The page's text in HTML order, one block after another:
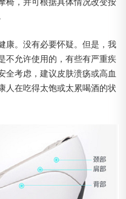
康。没有必要怀疑。但是，我
不允许使用的，有些有严重疾
全考虑，建议皮肤溃疡或高血
人在吃得太饱或太累喝酒的状